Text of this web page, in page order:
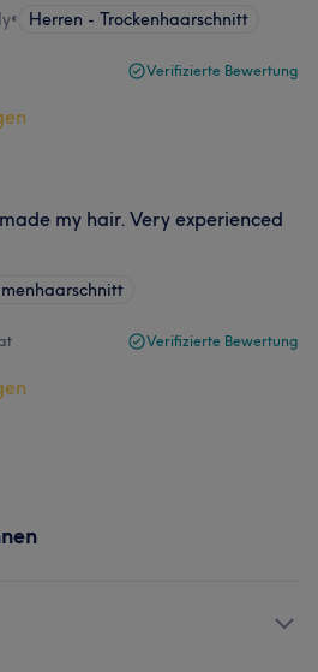
• Herren - Trockenhaarschnitt
Verifizierte Bewertung
my hair. Very experienced
Verifizierte Bewertung